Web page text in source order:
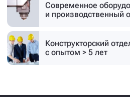
Современное
и производственный
Конструкторский
с опытом > 5 лет